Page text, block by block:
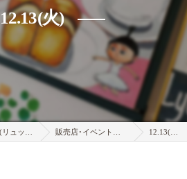
12.13(火)
販売店･イベント情報 12.13(火)